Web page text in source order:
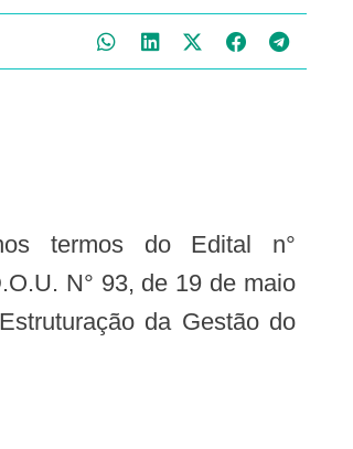
N° 93, de 19 de maio
da Gestão do